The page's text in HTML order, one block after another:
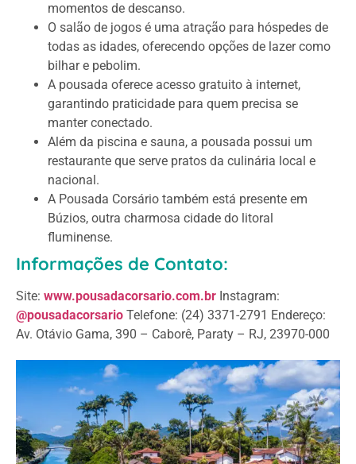
momentos de descanso.
O salão de jogos é uma atração para hóspedes de
todas as idades, oferecendo opções de lazer como
bilhar e pebolim.
A pousada oferece acesso gratuito à internet,
garantindo praticidade para quem precisa se
manter conectado.
Além da piscina e sauna, a pousada possui um
restaurante que serve pratos da culinária local e
nacional.
A Pousada Corsário também está presente em
Búzios, outra charmosa cidade do litoral
fluminense.
Informações de Contato:
Site: www.pousadacorsario.com.br Instagram:
@pousadacorsario Telefone: (24) 3371-2791 Endereço:
Av. Otávio Gama, 390 – Caborê, Paraty – RJ, 23970-000